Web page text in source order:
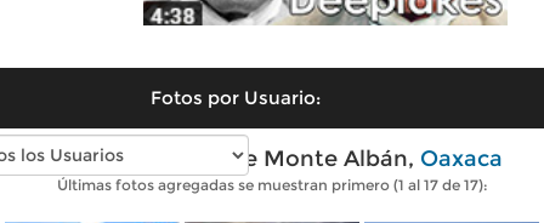
Fotos por Usuario:
Fotos modernas de Monte Albán, Oaxaca
Últimas fotos agregadas se muestran primero (1 al 17 de 17):